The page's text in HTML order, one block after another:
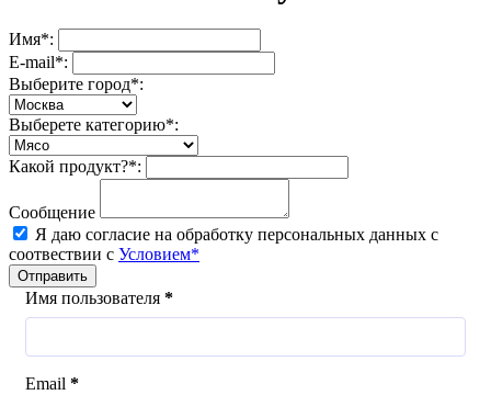
Имя*:
E-mail*:
Выберите город*:
Выберете категорию*:
Какой продукт?*:
Сообщение
Я даю согласие на обработку персональных данных с
соотвествии с Условием*
Отправить
Имя пользователя *
Email *